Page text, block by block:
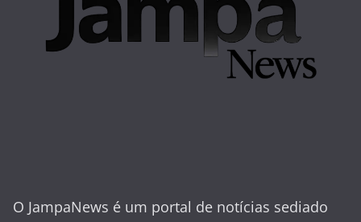
O JampaNews é um portal de notícias sediado